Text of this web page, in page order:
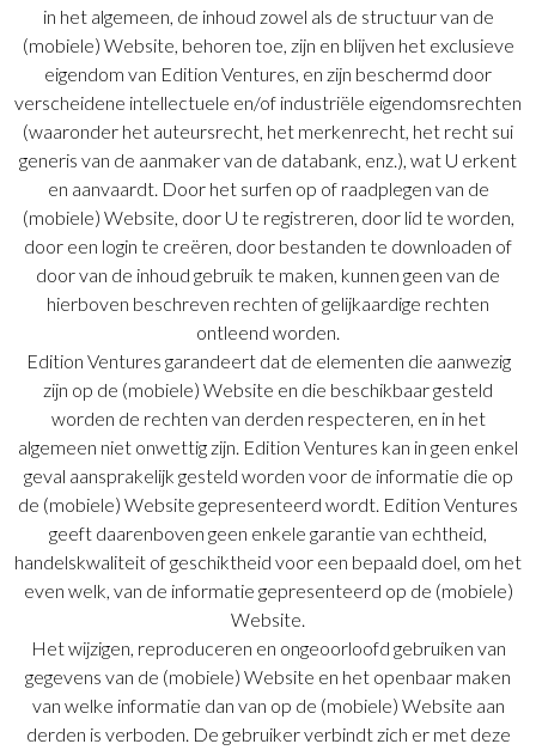
in het algemeen, de inhoud zowel als de structuur van de
(mobiele) Website, behoren toe, zijn en blijven het exclusieve
eigendom van Edition Ventures, en zijn beschermd door
verscheidene intellectuele en/of industriële eigendomsrechten
(waaronder het auteursrecht, het merkenrecht, het recht sui
generis van de aanmaker van de databank, enz.), wat U erkent
en aanvaardt. Door het surfen op of raadplegen van de
(mobiele) Website, door U te registreren, door lid te worden,
door een login te creëren, door bestanden te downloaden of
door van de inhoud gebruik te maken, kunnen geen van de
hierboven beschreven rechten of gelijkaardige rechten
ontleend worden.
Edition Ventures garandeert dat de elementen die aanwezig
zijn op de (mobiele) Website en die beschikbaar gesteld
worden de rechten van derden respecteren, en in het
algemeen niet onwettig zijn. Edition Ventures kan in geen enkel
geval aansprakelijk gesteld worden voor de informatie die op
de (mobiele) Website gepresenteerd wordt. Edition Ventures
geeft daarenboven geen enkele garantie van echtheid,
handelskwaliteit of geschiktheid voor een bepaald doel, om het
even welk, van de informatie gepresenteerd op de (mobiele)
Website.
Het wijzigen, reproduceren en ongeoorloofd gebruiken van
gegevens van de (mobiele) Website en het openbaar maken
van welke informatie dan van op de (mobiele) Website aan
derden is verboden. De gebruiker verbindt zich er met deze